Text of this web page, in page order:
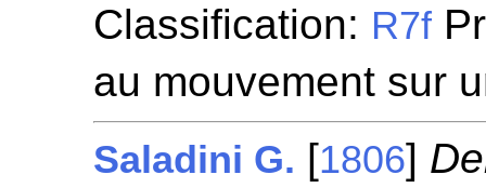
Classification: R7f
au mouvement sur
Saladini G. [1806]